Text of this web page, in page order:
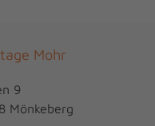
Mohr
9
Mönkeberg